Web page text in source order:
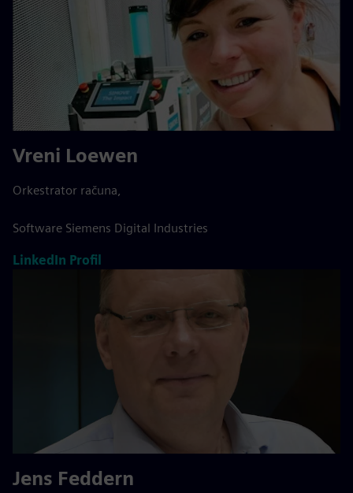
Vreni Loewen
Orkestrator računa,
Software Siemens Digital Industries
LinkedIn Profil
Jens Feddern